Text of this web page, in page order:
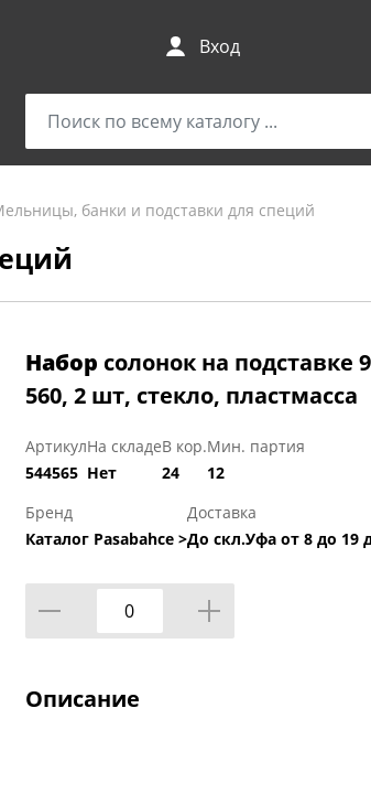
Вход
банки и подставки для специй
Набор солонок на подставке
560, 2 шт, стекло, пластмасса
Артикул
544565
На складе
Нет
В кор.
24
Мин. партия
12
Бренд
Каталог Pasabahce >
Доставка
До скл.Уфа от 8 до 19
Описание